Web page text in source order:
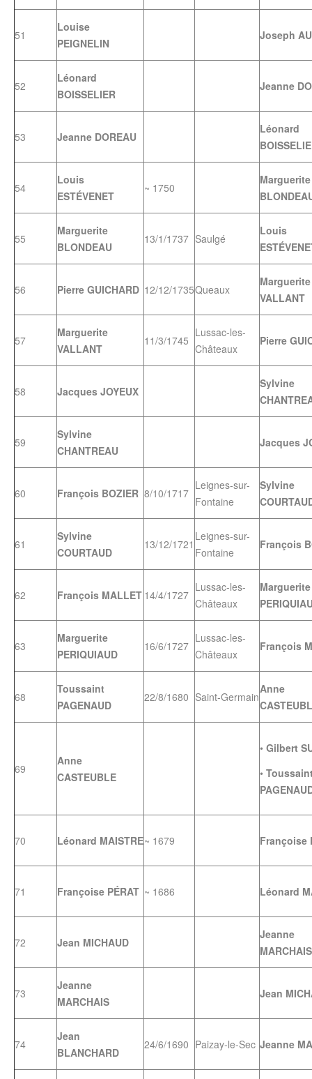
51
Louise
PEIGNELIN
Joseph
52
Léonard
BOISSELIER
Jeanne
53 Jeanne DOREAU
Léonard
54
Louis
ESTÉVENET
~ 1750
Marguerite
55
Marguerite
BLONDEAU
13/1/1737 Saulgé
Louis
56 Pierre GUICHARD 12/12/1735Queaux
Marguerite
VALLANT
57
Marguerite
VALLANT
11/3/1745
Lussac-les-
Châteaux
Pierre
58 Jacques JOYEUX
Sylvine
59
Sylvine
CHANTREAU
Jacques
60 François BOZIER 8/10/1717
Leignes-sur-
Fontaine
Sylvine
61
Sylvine
COURTAUD
13/12/1721
Leignes-sur-
Fontaine
François
62 François MALLET 14/4/1727
Lussac-les-
Châteaux
Marguerite
63
Marguerite
PERIQUIAUD
16/6/1727
Lussac-les-
Châteaux
François
68
Toussaint
PAGENAUD
22/8/1680 Saint-Germain
Anne
69
Anne
CASTEUBLE
• Gilbert
•
70 Léonard MAISTRE~ 1679 Françoise
71 Françoise PÉRAT ~ 1686 Léonard
72 Jean MICHAUD
Jeanne
MARCHAIS
73
Jeanne
MARCHAIS
Jean
74
Jean
BLANCHARD
24/6/1690 Paizay-le-Sec Jeanne